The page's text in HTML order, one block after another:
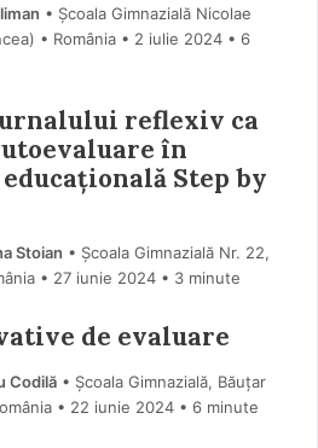
• Școala Gimnazială Nicolae
• România
2 iulie 2024 • 6
reflexiv ca
în
Step by
Stoian • Școala Gimnazială Nr. 22,
27 iunie 2024 • 3 minute
de evaluare
Codilă• Școala Gimnazială, Băuțar
22 iunie 2024 • 6 minute